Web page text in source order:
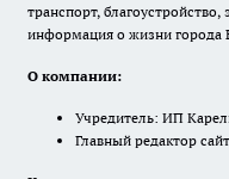
транспорт,
информация о жизни города
О компании:
Учредитель: ИП
Главный редактор